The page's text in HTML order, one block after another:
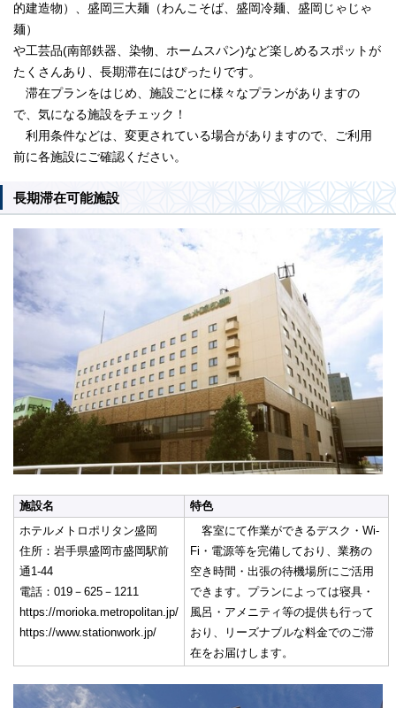
的建造物）、盛岡三大麺（わんこそば、盛岡冷麺、盛岡じゃじゃ
麺）
や工芸品(南部鉄器、染物、ホームスパン)など楽しめるスポットが
たくさんあり、長期滞在にはぴったりです。
滞在プランをはじめ、施設ごとに様々なプランがありますの
で、気になる施設をチェック！
利用条件などは、変更されている場合がありますので、ご利用
前に各施設にご確認ください。
長期滞在可能施設
施設名
特色
ホテルメトロポリタン盛岡
住所：岩手県盛岡市盛岡駅前
通1-44
電話：019－625－1211
https://morioka.metropolitan.jp/
https://www.stationwork.jp/
客室にて作業ができるデスク・Wi-
Fi・電源等を完備しており、業務の
空き時間・出張の待機場所にご活用
できます。プランによっては寝具・
風呂・アメニティ等の提供も行って
おり、リーズナブルな料金でのご滞
在をお届けします。